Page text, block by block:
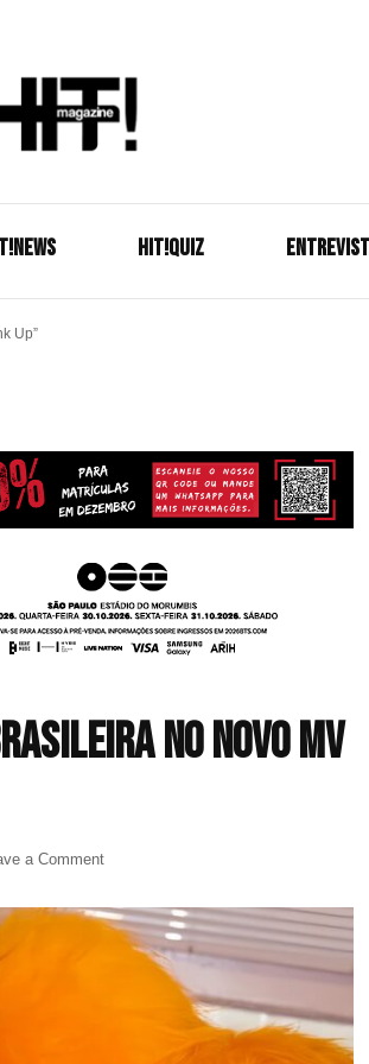
HIT!Quiz
Up”
no novo MV
a Commenton
RAJ
(KATSEYE)
aposta